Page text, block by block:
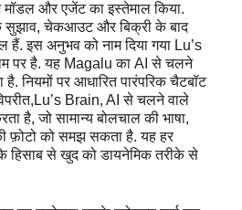
और एजेंट का इस्तेमाल किया.
सुझाव, चेकआउट और बिक्री के बाद
हैं. इस अनुभव को नाम दिया गया Lu’s
पर है. यह Magalu का AI से चलने
है. नियमों पर आधारित पारंपरिक चैटबॉट
Brain, AI से चलने वाले
है, जो सामान्य बोलचाल की भाषा,
फ़ोटो को समझ सकता है. यह हर
हिसाब से खुद को डायनेमिक तरीके से